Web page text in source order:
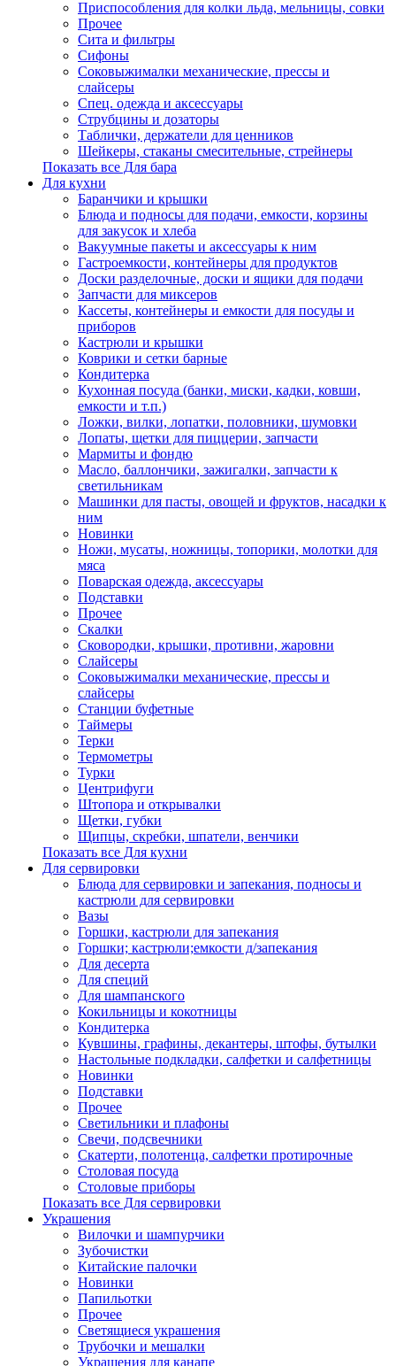
Приспособления для колки льда, мельницы, совки
Прочее
Сита и фильтры
Сифоны
Соковыжималки механические, прессы и
слайсеры
Спец. одежда и аксессуары
Струбцины и дозаторы
Таблички, держатели для ценников
Шейкеры, стаканы смесительные, стрейнеры
Показать все Для бара
Для кухни
Баранчики и крышки
Блюда и подносы для подачи, емкости, корзины
для закусок и хлеба
Вакуумные пакеты и аксессуары к ним
Гастроемкости, контейнеры для продуктов
Доски разделочные, доски и ящики для подачи
Запчасти для миксеров
Кассеты, контейнеры и емкости для посуды и
приборов
Кастрюли и крышки
Коврики и сетки барные
Кондитерка
Кухонная посуда (банки, миски, кадки, ковши,
емкости и т.п.)
Ложки, вилки, лопатки, половники, шумовки
Лопаты, щетки для пиццерии, запчасти
Мармиты и фондю
Масло, баллончики, зажигалки, запчасти к
светильникам
Машинки для пасты, овощей и фруктов, насадки к
ним
Новинки
Ножи, мусаты, ножницы, топорики, молотки для
мяса
Поварская одежда, аксессуары
Подставки
Прочее
Скалки
Сковородки, крышки, противни, жаровни
Слайсеры
Соковыжималки механические, прессы и
слайсеры
Станции буфетные
Таймеры
Терки
Термометры
Турки
Центрифуги
Штопора и открывалки
Щетки, губки
Щипцы, скребки, шпатели, венчики
Показать все Для кухни
Для сервировки
Блюда для сервировки и запекания, подносы и
кастрюли для сервировки
Вазы
Горшки, кастрюли для запекания
Горшки; кастрюли;емкости д/запекания
Для десерта
Для специй
Для шампанского
Кокильницы и кокотницы
Кондитерка
Кувшины, графины, декантеры, штофы, бутылки
Настольные подкладки, салфетки и салфетницы
Новинки
Подставки
Прочее
Светильники и плафоны
Свечи, подсвечники
Скатерти, полотенца, салфетки протирочные
Столовая посуда
Столовые приборы
Показать все Для сервировки
Украшения
Вилочки и шампурчики
Зубочистки
Китайские палочки
Новинки
Папильотки
Прочее
Светящиеся украшения
Трубочки и мешалки
Украшения для канапе